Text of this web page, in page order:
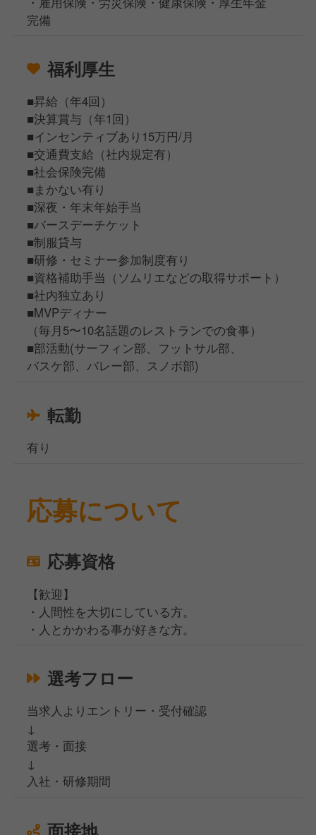
完備
福利厚生
■昇給（年4回）
■決算賞与（年1回）
■インセンティブあり15万円/月
■交通費支給（社内規定有）
■社会保険完備
■まかない有り
■深夜・年末年始手当
■バースデーチケット
■制服貸与
■研修・セミナー参加制度有り
■資格補助手当（ソムリエなどの取得サポート）
■社内独立あり
■MVPディナー
（毎月5〜10名話題のレストランでの食事）
■部活動(サーフィン部、フットサル部、
バスケ部、バレー部、スノボ部)
転勤
有り
応募について
応募資格
【歓迎】
・人間性を大切にしている方。
・人とかかわる事が好きな方。
選考フロー
当求人よりエントリー・受付確認
↓
選考・面接
↓
入社・研修期間
面接地